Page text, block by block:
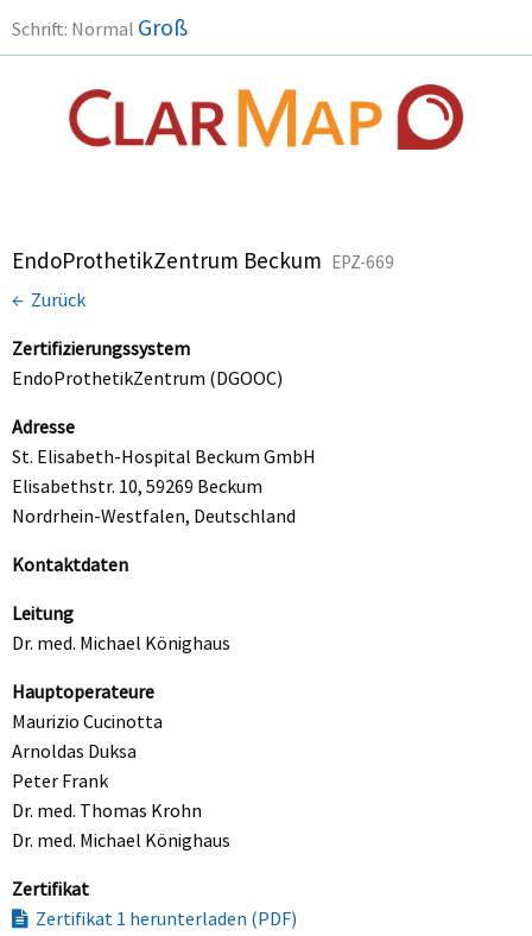
Schrift: Normal Groß
EndoProthetikZentrum Beckum EPZ-669
← Zurück
Zertifizierungssystem
EndoProthetikZentrum (DGOOC)
Adresse
St. Elisabeth-Hospital Beckum GmbH
Elisabethstr. 10, 59269 Beckum
Nordrhein-Westfalen, Deutschland
Kontaktdaten
Leitung
Dr. med. Michael Könighaus
Hauptoperateure
Maurizio Cucinotta
Arnoldas Duksa
Peter Frank
Dr. med. Thomas Krohn
Dr. med. Michael Könighaus
Zertifikat
Zertifikat 1 herunterladen (PDF)